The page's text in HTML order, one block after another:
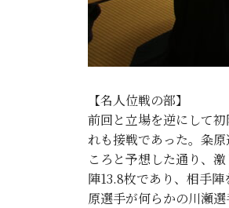
【名人位戦の部】
前回と立場を逆にして
れも接戦であった。粂
ころと予想した通り、
陣13.8枚であり、相手
原選手が何らかの川瀬